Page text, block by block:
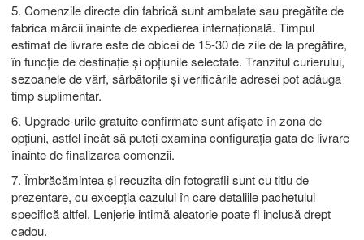
5. Comenzile directe din fabrică sunt ambalate sau pregătite de
fabrica mărcii înainte de expedierea internațională. Timpul
estimat de livrare este de obicei de 15-30 de zile de la pregătire,
în funcție de destinație și opțiunile selectate. Tranzitul curierului,
sezoanele de vârf, sărbătorile și verificările adresei pot adăuga
timp suplimentar.
6. Upgrade-urile gratuite confirmate sunt afișate în zona de
opțiuni, astfel încât să puteți examina configurația gata de livrare
înainte de finalizarea comenzii.
7. Îmbrăcămintea și recuzita din fotografii sunt cu titlu de
prezentare, cu excepția cazului în care detaliile pachetului
specifică altfel. Lenjerie intimă aleatorie poate fi inclusă drept
cadou.